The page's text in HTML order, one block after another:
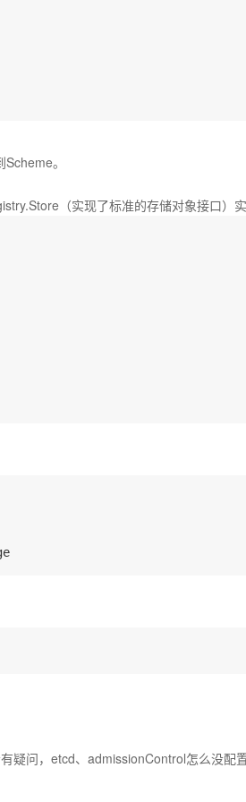
。
（实现了标准的存储对象接口）
疑问，etcd、admissionControl怎么没配